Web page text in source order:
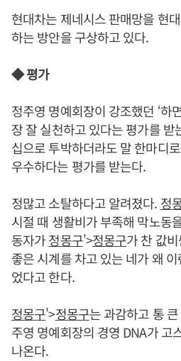
현대차는 제네시스 판매망을 현
하는 방안을 구상하고 있다.
◆ 평가
정주영 명예회장이 강조했던 ‘하
장 잘 실천하고 있다는 평가를 받
십으로 투박하더라도 말 한마디
우수하다는 평가를 받는다.
정많고 소탈하다고 알려졌다. 정
시절 때 생활비가 부족해 막노동
동자가정몽구'>정몽구가 찬 값
좋은 시계를 차고 있는 네가 왜
었다고 한다.
정몽구'>정몽구는 과감하고 통
주영 명예회장의 경영 DNA가 고
나온다.